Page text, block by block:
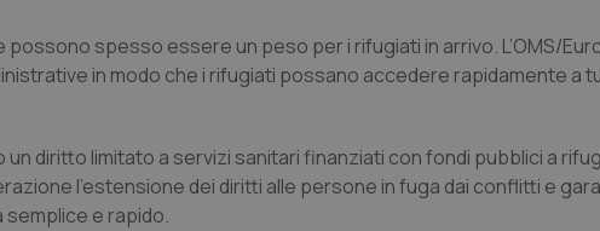
spesso essere un peso per i rifugiati in arrivo. L’OMS/
in modo che i rifugiati possano accedere rapidamente a
diritto limitato a servizi sanitari finanziati con fondi pubblici a
l’estensione dei diritti alle persone in fuga dai conflitti e
e rapido.